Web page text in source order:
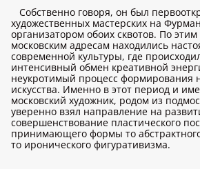
Собственно говоря, он был
художественных мастерских на
организатором обоих сквотов. По
московским адресам находились
современной культуры, где
интенсивный обмен креативной
неукротимый процесс формирования
искусства. Именно в этот период и
московский художник, родом из
уверенно взял направление на
совершенствование пластического
принимающего формы то
то иронического фигуративизма.